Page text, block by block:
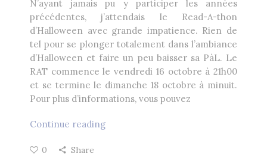
N’ayant jamais pu y participer les années
précédentes, j’attendais le Read-A-thon
d’Halloween avec grande impatience. Rien de
tel pour se plonger totalement dans l’ambiance
d’Halloween et faire un peu baisser sa PàL. Le
RAT commence le vendredi 16 octobre à 21h00
et se termine le dimanche 18 octobre à minuit.
Pour plus d’informations, vous pouvez
Continue reading
0 Share